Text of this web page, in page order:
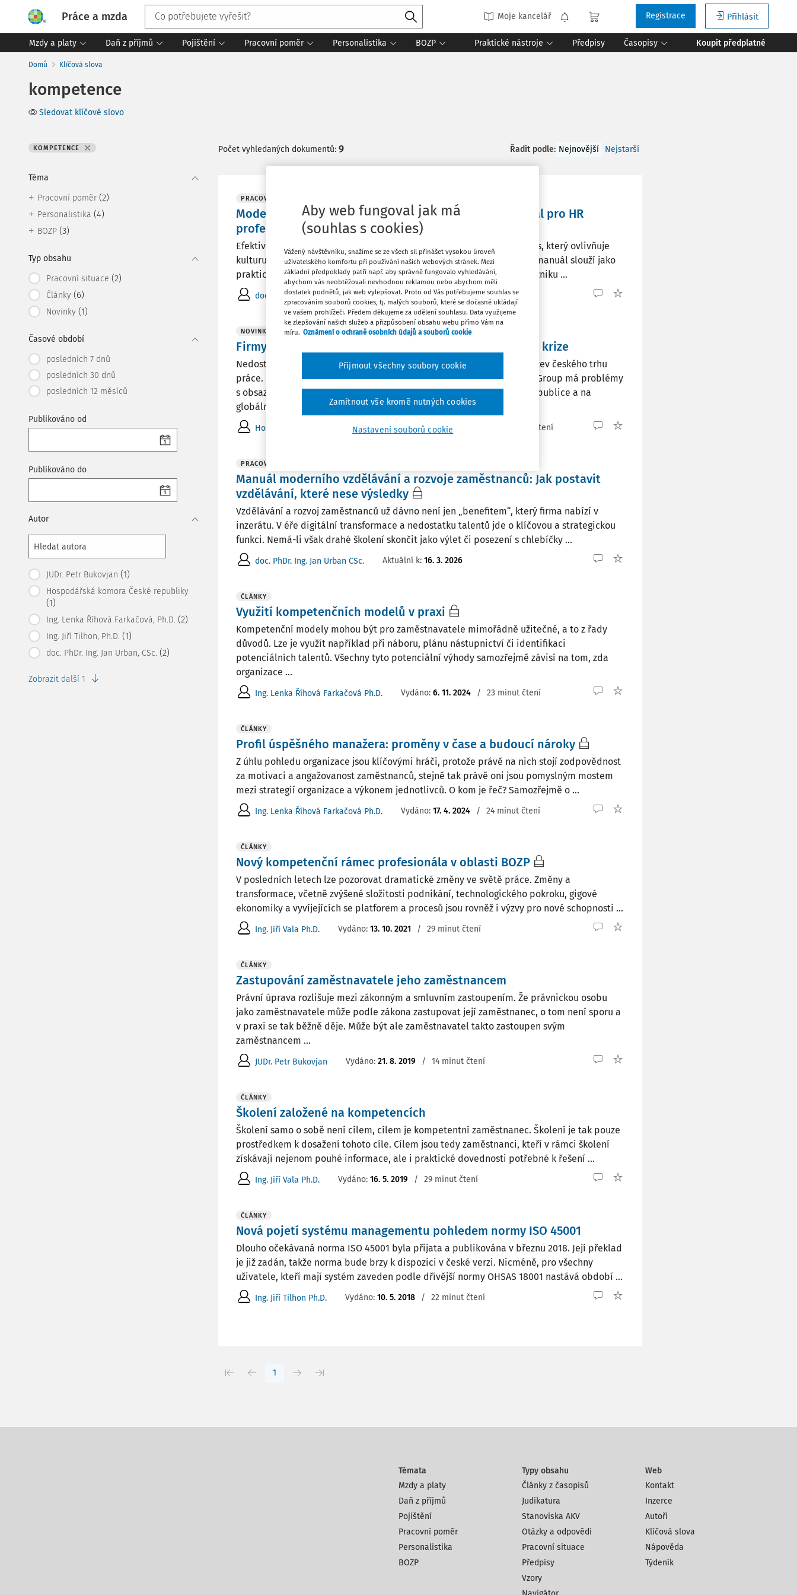
Práce a mzda Moje kancelář Přihlásit
Registrace
Mzdy a platy Daň z příjmů Pojištění Pracovní poměr Personalistika BOZP Praktické nástroje Předpisy Časopisy Koupit předplatné
Domů Klíčová slova
kompetence
Sledovat klíčové slovo
KOMPETENCE
Téma
Pracovní poměr (2)
Personalistika (4)
BOZP (3)
Typ obsahu
Pracovní situace (2)
Články (6)
Novinky (1)
Časové období
posledních 7 dnů
posledních 30 dnů
posledních 12 měsíců
Publikováno od
Publikováno do
Autor
JUDr. Petr Bukovjan (1)
Hospodářská komora České republiky
(1)
Ing. Lenka Říhová Farkačová, Ph.D. (2)
Ing. Jiří Tilhon, Ph.D. (1)
doc. PhDr. Ing. Jan Urban, CSc. (2)
Zobrazit další 1
Počet vyhledaných dokumentů: 9 Řadit podle: Nejnovější Nejstarší
PRACOVNÍ SITUACE
Moderní nábor a výběr zaměstnanců: Komplexní manuál pro HR
profesionály
Efektivní nábor není jen o zaplnění volné židle. Je to strategický proces, který ovlivňuje
kulturu firmy, její výkonnost a v konečném důsledku i ziskovost. Tento manuál slouží jako
praktický průvodce pro personalisty, který definuje klíčové kroky od vzniku ...
doc. PhDr. Ing. Jan Urban CSc. Aktuální k:1. 4. 2026
NOVINKY
Firmy čeká éra hybridních týmů, tlaku na produktivitu i krize
Nedostatek kvalifikovaných pracovníků zůstává jednou z největších výzev českého trhu
práce. Podle průzkumu Talent Shortage Survey společnosti ManpowerGroup má problémy
s obsazováním otevřených pozic 61 procent zaměstnavatelů v České republice a na
globální ...
Hospodářská komora České republiky Vydáno:24. 3. 2026 5 minut čtení
PRACOVNÍ SITUACE
Manuál moderního vzdělávání a rozvoje zaměstnanců: Jak postavit
vzdělávání, které nese výsledky
Vzdělávání a rozvoj zaměstnanců už dávno není jen „benefitem“, který firma nabízí v
inzerátu. V éře digitální transformace a nedostatku talentů jde o klíčovou a strategickou
funkci. Nemá-li však drahé školení skončit jako výlet či posezení s chlebíčky ...
doc. PhDr. Ing. Jan Urban CSc. Aktuální k: 16. 3. 2026
ČLÁNKY
Využití kompetenčních modelů v praxi
Kompetenční modely mohou být pro zaměstnavatele mimořádně užitečné, a to z řady
důvodů. Lze je využít například při náboru, plánu nástupnictví či identifikaci
potenciálních talentů. Všechny tyto potenciální výhody samozřejmě závisí na tom, zda
organizace ...
Ing. Lenka Říhová Farkačová Ph.D. Vydáno: 6. 11. 2024 / 23 minut čtení
ČLÁNKY
Profil úspěšného manažera: proměny v čase a budoucí nároky
Z úhlu pohledu organizace jsou klíčovými hráči, protože právě na nich stojí zodpovědnost
za motivaci a angažovanost zaměstnanců, stejně tak právě oni jsou pomyslným mostem
mezi strategií organizace a výkonem jednotlivců. O kom je řeč? Samozřejmě o ...
Ing. Lenka Říhová Farkačová Ph.D. Vydáno: 17. 4. 2024 / 24 minut čtení
ČLÁNKY
Nový kompetenční rámec profesionála v oblasti BOZP
V posledních letech lze pozorovat dramatické změny ve světě práce. Změny a
transformace, včetně zvýšené složitosti podnikání, technologického pokroku, gigové
ekonomiky a vyvíjejících se platforem a procesů jsou rovněž i výzvy pro nové schopnosti ...
Ing. Jiří Vala Ph.D. Vydáno: 13. 10. 2021 / 29 minut čtení
ČLÁNKY
Zastupování zaměstnavatele jeho zaměstnancem
Právní úprava rozlišuje mezi zákonným a smluvním zastoupením. Že právnickou osobu
jako zaměstnavatele může podle zákona zastupovat její zaměstnanec, o tom není sporu a
v praxi se tak běžně děje. Může být ale zaměstnavatel takto zastoupen svým
zaměstnancem ...
JUDr. Petr Bukovjan Vydáno: 21. 8. 2019 / 14 minut čtení
ČLÁNKY
Školení založené na kompetencích
Školení samo o sobě není cílem, cílem je kompetentní zaměstnanec. Školení je tak pouze
prostředkem k dosažení tohoto cíle. Cílem jsou tedy zaměstnanci, kteří v rámci školení
získávají nejenom pouhé informace, ale i praktické dovednosti potřebné k řešení ...
Ing. Jiří Vala Ph.D. Vydáno: 16. 5. 2019 / 29 minut čtení
ČLÁNKY
Nová pojetí systému managementu pohledem normy ISO 45001
Dlouho očekávaná norma ISO 45001 byla přijata a publikována v březnu 2018. Její překlad
je již zadán, takže norma bude brzy k dispozici v české verzi. Nicméně, pro všechny
uživatele, kteří mají systém zaveden podle dřívější normy OHSAS 18001 nastává období ...
Ing. Jiří Tilhon Ph.D. Vydáno: 10. 5. 2018 / 22 minut čtení
1
Témata
Mzdy a platy
Daň z příjmů
Pojištění
Pracovní poměr
Personalistika
BOZP
Typy obsahu
Články z časopisů
Judikatura
Stanoviska AKV
Otázky a odpovědi
Pracovní situace
Předpisy
Vzory
Web
Kontakt
Inzerce
Autoři
Klíčová slova
Nápověda
Týdeník
Aby web fungoval jak má
(souhlas s cookies)
Vážený návštěvníku, snažíme se ze všech sil přinášet vysokou úroveň
uživatelského komfortu při používání našich webových stránek. Mezi
základní předpoklady patří např. aby správně fungovalo vyhledávání,
abychom vás neobtěžovali nevhodnou reklamou nebo abychom měli
dostatek podnětů, jak web vylepšovat. Proto od Vás potřebujeme souhlas se
zpracováním souborů cookies, tj. malých souborů, které se dočasně ukládají
ve vašem prohlížeči. Předem děkujeme za udělení souhlasu. Data využijeme
ke zlepšování našich služeb a přizpůsobení obsahu webu přímo Vám na
míru. Oznámení o ochraně osobních údajů a souborů cookie
Nastavení souborů cookie
Zamítnout vše kromě nutných cookies
Přijmout všechny soubory cookie